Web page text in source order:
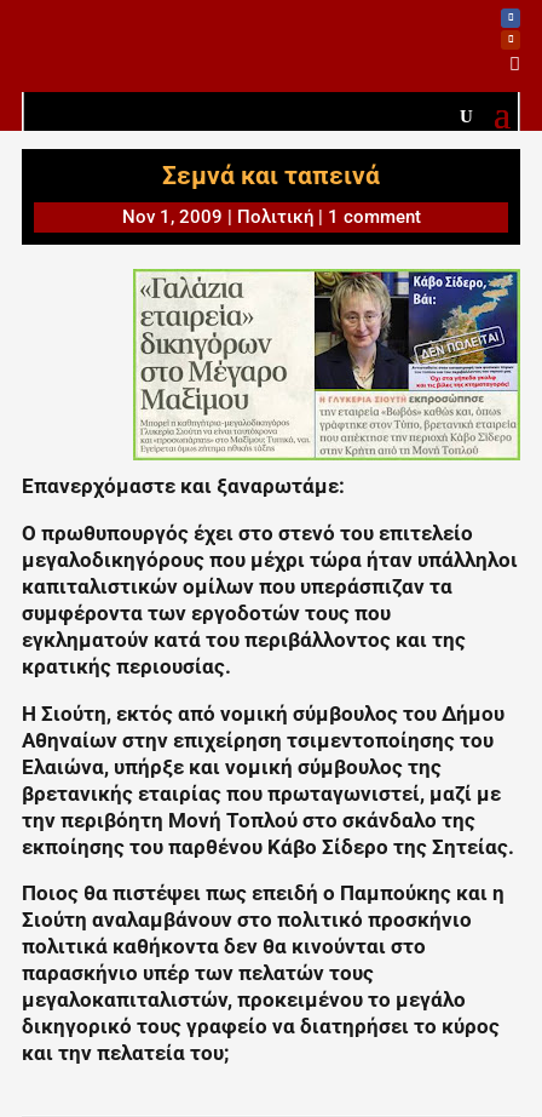

Σεμνά και ταπεινά
Nov 1, 2009 | Πολιτική| 1 comment
Επανερχόμαστε και ξαναρωτάμε:
Ο πρωθυπουργός έχει στο στενό του επιτελείο
μεγαλοδικηγόρους που μέχρι τώρα ήταν υπάλληλοι
καπιταλιστικών ομίλων που υπεράσπιζαν τα
συμφέροντα των εργοδοτών τους που
εγκληματούν κατά του περιβάλλοντος και της
κρατικής περιουσίας.
Η Σιούτη, εκτός από νομική σύμβουλος του Δήμου
Αθηναίων στην επιχείρηση τσιμεντοποίησης του
Ελαιώνα, υπήρξε και νομική σύμβουλος της
βρετανικής εταιρίας που πρωταγωνιστεί, μαζί με
την περιβόητη Μονή Τοπλού στο σκάνδαλο της
εκποίησης του παρθένου Κάβο Σίδερο της Σητείας.
Ποιος θα πιστέψει πως επειδή ο Παμπούκης και η
Σιούτη αναλαμβάνουν στο πολιτικό προσκήνιο
πολιτικά καθήκοντα δεν θα κινούνται στο
παρασκήνιο υπέρ των πελατών τους
μεγαλοκαπιταλιστών, προκειμένου το μεγάλο
δικηγορικό τους γραφείο να διατηρήσει το κύρος
και την πελατεία του;